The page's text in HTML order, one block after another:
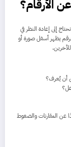
الأرقام؟
إلى إعادة النظر في
يظهر أسفل صورة أو
أن يُعرف؟
عن المقارنات والضغوط